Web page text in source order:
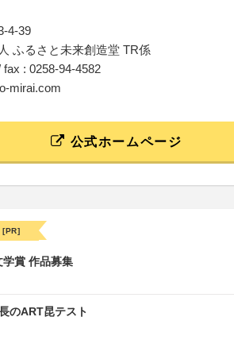
4-39
ふるさと未来創造堂 TR係
fax : 0258-94-4582
mirai.com
公式ホームページ
[PR]
賞 作品募集
のART昆テスト